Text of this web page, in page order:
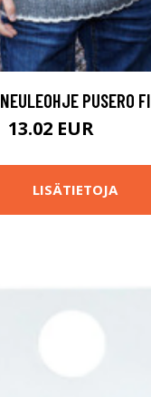
NEULEOHJE PUSERO FI
13.02 EUR
LISÄTIETOJA